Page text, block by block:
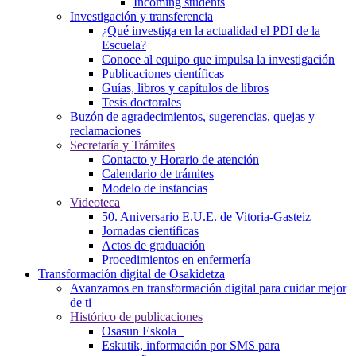
Investigación y transferencia
¿Qué investiga en la actualidad el PDI de la
Escuela?
Conoce al equipo que impulsa la investigación
Publicaciones científicas
Guías, libros y capítulos de libros
Tesis doctorales
Buzón de agradecimientos, sugerencias, quejas y
reclamaciones
Secretaría y Trámites
Contacto y Horario de atención
Calendario de trámites
Modelo de instancias
Videoteca
50. Aniversario E.U.E. de Vitoria-Gasteiz
Jornadas científicas
Actos de graduación
Procedimientos en enfermería
Transformación digital de Osakidetza
Avanzamos en transformación digital para cuidar mejor
de ti
Histórico de publicaciones
Osasun Eskola+
Eskutik, información por SMS para